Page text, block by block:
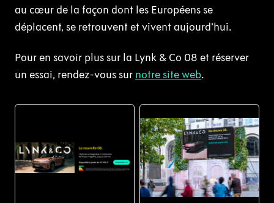
au cœur de la façon dont les Européens se
déplacent, se retrouvent et vivent aujourd’hui.
Pour en savoir plus sur la Lynk & Co 08 et réserver
un essai, rendez-vous sur notre site web.
JPG